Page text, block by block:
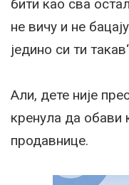
бити као сва
не вичу и не
једино си ти
Али, дете није
кренула да обави
продавнице.